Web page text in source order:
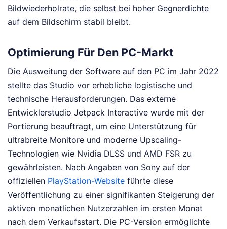
Bildwiederholrate, die selbst bei hoher Gegnerdichte
auf dem Bildschirm stabil bleibt.
Optimierung Für Den PC-Markt
Die Ausweitung der Software auf den PC im Jahr 2022
stellte das Studio vor erhebliche logistische und
technische Herausforderungen. Das externe
Entwicklerstudio Jetpack Interactive wurde mit der
Portierung beauftragt, um eine Unterstützung für
ultrabreite Monitore und moderne Upscaling-
Technologien wie Nvidia DLSS und AMD FSR zu
gewährleisten. Nach Angaben von Sony auf der
offiziellen PlayStation-Website führte diese
Veröffentlichung zu einer signifikanten Steigerung der
aktiven monatlichen Nutzerzahlen im ersten Monat
nach dem Verkaufsstart. Die PC-Version ermöglichte